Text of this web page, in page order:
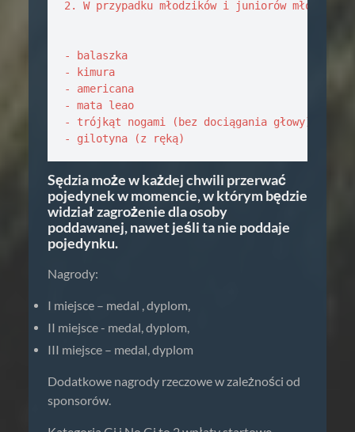
2. W przypadku młodzików i juniorów
- balaszka
- kimura
- americana
- mata leao
- trójkąt nogami (bez dociągania głowy)
- gilotyna (z ręką)
Sędzia może w każdej chwili przerwać
pojedynek w momencie, w którym będzie
widział zagrożenie dla osoby
poddawanej, nawet jeśli ta nie poddaje
pojedynku.
Nagrody:
I miejsce – medal , dyplom,
II miejsce - medal, dyplom,
III miejsce – medal, dyplom
Dodatkowe nagrody rzeczowe w zależności od
sponsorów.